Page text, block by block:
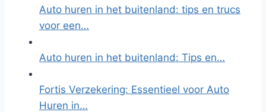
Auto huren in het buitenland: tips en trucs
voor een…
Auto huren in het buitenland: Tips en…
Fortis Verzekering: Essentieel voor Auto
Huren in…